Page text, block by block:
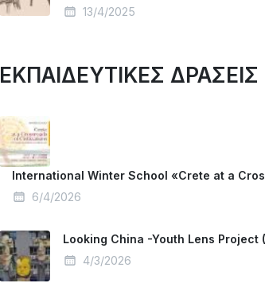
13/4/2025
ΕΚΠΑΙΔΕΥΤΙΚΕΣ ΔΡΑΣΕΙΣ
International Winter School «Crete at a
6/4/2026
Looking China -Youth Lens Project
4/3/2026